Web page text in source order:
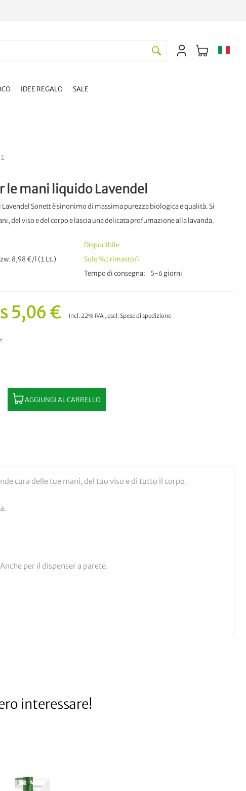
IDEE REGALO SALE
le mani liquido Lavendel
Lavendel Sonett è sinonimo di massima purezza biologica e qualità. Si
del viso e del corpo e lascia una delicata profumazione alla lavanda.
8,98 €/l (1 Lt.)
Disponibile
Solo%1rimasto/i
Tempo di consegna
5-6 giorni
5,06 € Incl. 22% IVA ,escl.Spese di spedizione
AGGIUNGI AL CARRELLO
cura delle tue mani, del tuo viso e di tutto il corpo.
per il dispenser a parete.
interessare!